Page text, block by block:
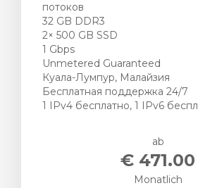
потоков
32 GB DDR3
2× 500 GB SSD
1 Gbps
Unmetered Guaranteed
Куала-Лумпур, Малайзия
Бесплатная поддержка 24/7
1 IPv4 бесплатно, 1 IPv6
ab
€ 471.00
Monatlich